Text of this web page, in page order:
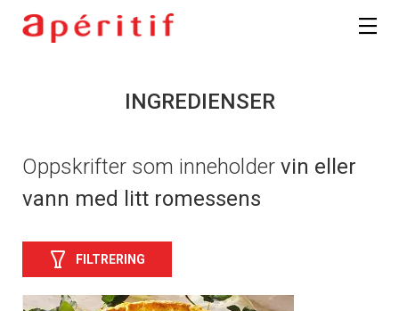
INGREDIENSER
Oppskrifter som inneholder vin eller
vann med litt romessens
FILTRERING